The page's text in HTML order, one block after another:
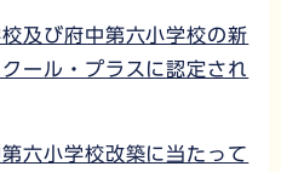
及び府中第六小学校の新
ール・プラスに認定され
六小学校改築に当たって